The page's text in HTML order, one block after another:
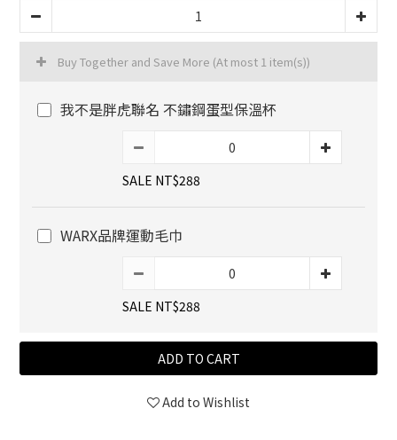
Buy Together and Save More (At most 1 item(s))
我不是胖虎聯名 不鏽鋼蛋型保溫杯
SALE NT$288
WARX品牌運動毛巾
SALE NT$288
ADD TO CART
Add to Wishlist